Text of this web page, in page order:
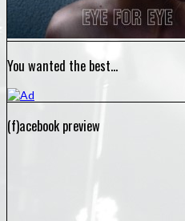
You wanted the best…
(f)acebook preview